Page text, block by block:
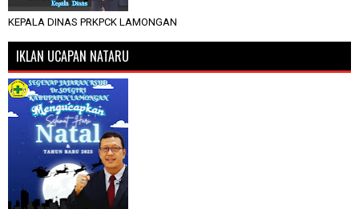
KEPALA DINAS PRKPCK LAMONGAN
IKLAN UCAPAN NATARU